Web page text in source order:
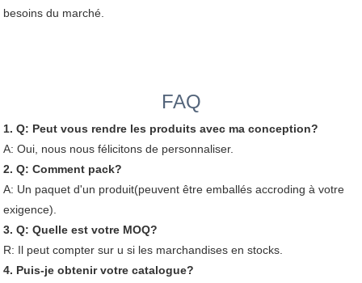
besoins du marché.
FAQ
1. Q: Peut vous rendre les produits avec ma conception?
A: Oui, nous nous félicitons de personnaliser.
2. Q: Comment pack?
A: Un paquet d'un produit(peuvent être emballés accroding à votre
exigence).
3. Q: Quelle est votre MOQ?
R: Il peut compter sur u si les marchandises en stocks.
4. Puis-je obtenir votre catalogue?